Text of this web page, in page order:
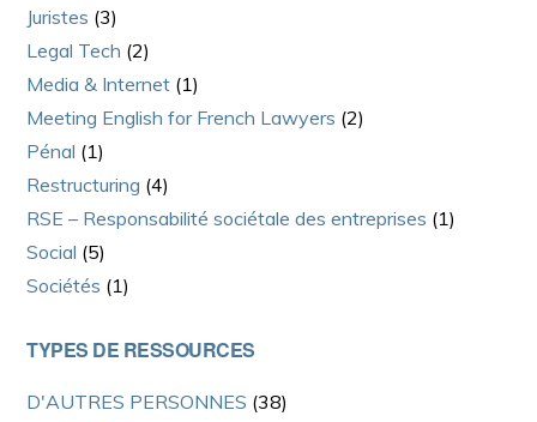
Juristes (3)
Legal Tech (2)
Media & Internet (1)
Meeting English for French Lawyers (2)
Pénal (1)
Restructuring (4)
RSE – Responsabilité sociétale des entreprises (1)
Social (5)
Sociétés (1)
TYPES DE RESSOURCES
D'AUTRES PERSONNES (38)